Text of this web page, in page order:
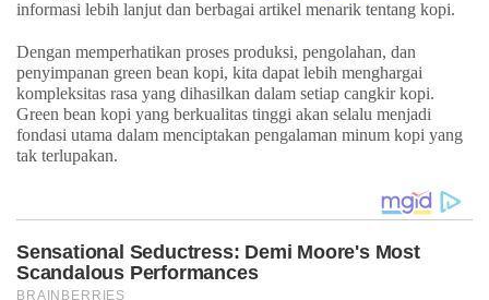
informasi lebih lanjut dan berbagai artikel menarik tentang kopi.
Dengan memperhatikan proses produksi, pengolahan, dan
penyimpanan green bean kopi, kita dapat lebih menghargai
kompleksitas rasa yang dihasilkan dalam setiap cangkir kopi.
Green bean kopi yang berkualitas tinggi akan selalu menjadi
fondasi utama dalam menciptakan pengalaman minum kopi yang
tak terlupakan.